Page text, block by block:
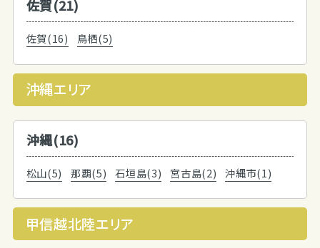
佐賀(21)
佐賀(16) 鳥栖(5)
沖縄エリア
沖縄(16)
松山(5) 那覇(5) 石垣島(3) 宮古島(2) 沖縄市(1)
甲信越北陸エリア